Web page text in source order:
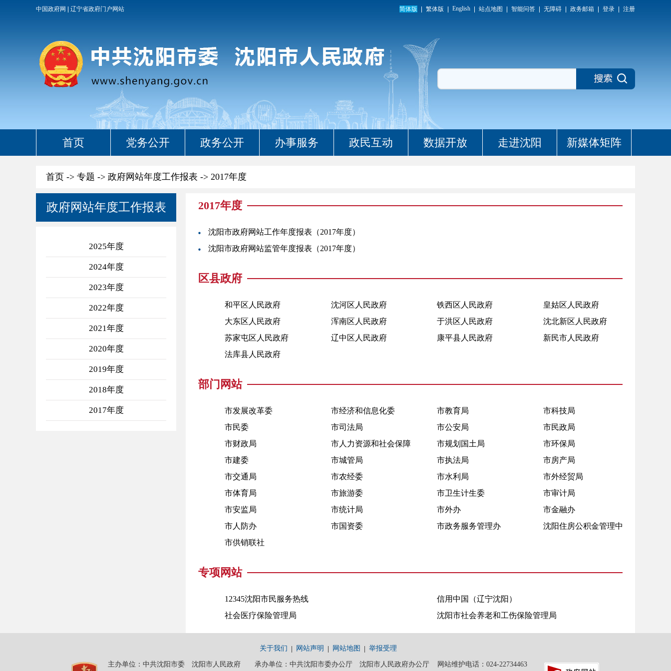
中国政府网 辽宁省政府门户网站 简体版 繁体版 English 站点地图 智能问答 无障碍 政务邮箱 登录 注册
首页 党务公开 政务公开 办事服务 政民互动 数据开放 走进沈阳 新媒体矩阵
首页 -> 专题 -> 政府网站年度工作报表 -> 2017年度
政府网站年度工作报表
2025年度
2024年度
2023年度
2022年度
2021年度
2020年度
2019年度
2018年度
2017年度
2017年度
沈阳市政府网站工作年度报表（2017年度）
沈阳市政府网站监管年度报表（2017年度）
区县政府
和平区人民政府 沈河区人民政府 铁西区人民政府
皇姑区人民政府
大东区人民政府
浑南区人民政府 于洪区人民政府
沈北新区人民政府
苏家屯区人民政府
辽中区人民政府 康平县人民政府
新民市人民政府
法库县人民政府
部门网站
市发展改革委 市经济和信息化委 市教育局
市科技局
市民委
市司法局 市公安局
市民政局
市财政局
市人力资源和社会保障局 市规划国土局
市环保局
市建委
市城管局 市执法局
市房产局
市交通局
市农经委 市水利局
市外经贸局
市体育局
市旅游委 市卫生计生委
市审计局
市安监局
市统计局 市外办
市金融办
市人防办
市国资委 市政务服务管理办
沈阳住房公积金管理中心
市供销联社
专项网站
12345沈阳市民服务热线
信用中国（辽宁沈阳）
社会医疗保险管理局
沈阳市社会养老和工伤保险管理局
关于我们 网站声明 网站地图 举报受理
主办单位：中共沈阳市委 沈阳市人民政府 承办单位：中共沈阳市委办公厅 沈阳市人民政府办公厅 网站维护电话：024-22734463